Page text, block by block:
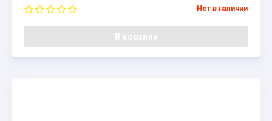
Нет в наличии
В корзину